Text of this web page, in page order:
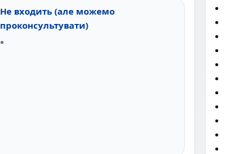
Не входить (але можемо
проконсультувати)